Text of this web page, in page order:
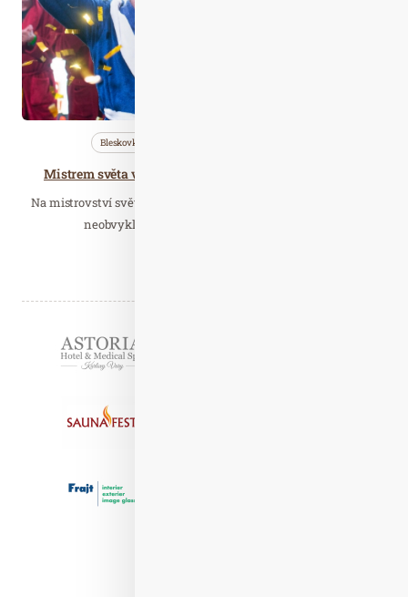
Bleskovky
Mistrem světa v saunovém divadle se stal Róbert Židek
Na mistrovství světa AUFGUSS WM slavila česká reprezentace
neobvyklý úspěch. Výborné umístění na 1.…